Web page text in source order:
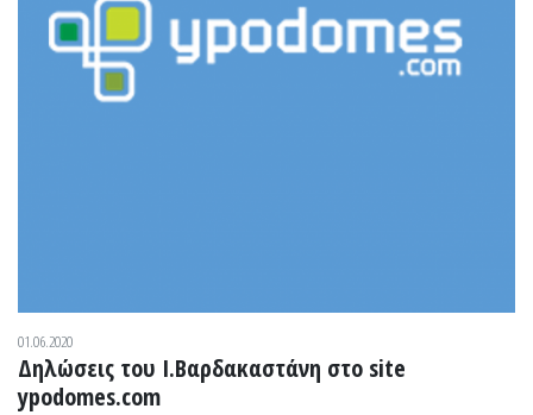
01.06.2020
Δηλώσεις του Ι.Βαρδακαστάνη στο site
ypodomes.com